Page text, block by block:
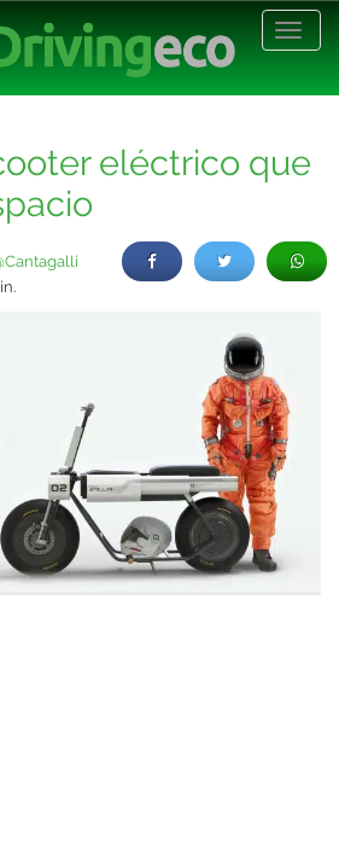
eléctrico que